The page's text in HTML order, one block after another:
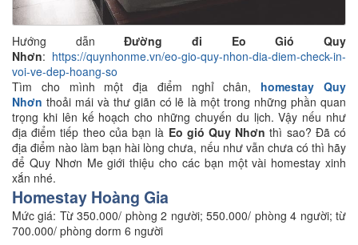
Hướng dẫnĐường đi Eo Gió Quy
Nhơn: https://quynhonme.vn/eo-gio-quy-nhon-dia-diem-check-in-
voi-ve-dep-hoang-so
Tìm cho mình một địa điểm nghỉ chân, homestay Quy
Nhơn thoải mái và thư giãn có lẽ là một trong những phần quan
trọng khi lên kế hoạch cho những chuyến du lịch. Vậy nếu như
địa điểm tiếp theo của bạn là Eo gió Quy Nhơn thì sao? Đã có
địa điểm nào làm bạn hài lòng chưa, nếu như vẫn chưa có thì hãy
để Quy Nhơn Me giới thiệu cho các bạn một vài homestay xinh
xắn nhé.
Homestay Hoàng Gia
Mức giá: Từ 350.000/ phòng 2 người; 550.000/ phòng 4 người; từ
700.000/ phòng dorm 6 người